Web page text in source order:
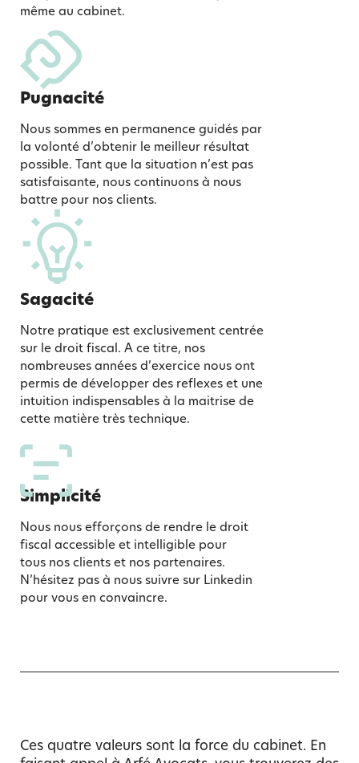
même au cabinet.
Pugnacité
Nous sommes en permanence guidés par
la volonté d’obtenir le meilleur résultat
possible. Tant que la situation n’est pas
satisfaisante, nous continuons à nous
battre pour nos clients.
Sagacité
Notre pratique est exclusivement centrée
sur le droit fiscal. A ce titre, nos
nombreuses années d’exercice nous ont
permis de développer des reflexes et une
intuition indispensables à la maitrise de
cette matière très technique.
Simplicité
Nous nous efforçons de rendre le droit
fiscal accessible et intelligible pour
tous nos clients et nos partenaires.
N’hésitez pas à nous suivre sur Linkedin
pour vous en convaincre.
Ces quatre valeurs sont la force du cabinet. En